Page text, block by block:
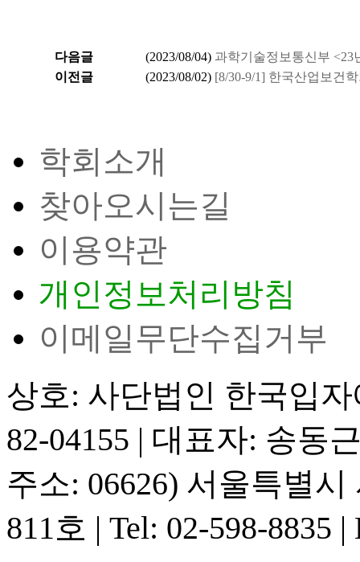
다음글 (2023/08/04) 과학기술정보통신부
이전글
(2023/08/02) [8/30-9/1] 한국산업보건
학회소개
찾아오시는길
이용약관
개인정보처리방침
이메일무단수집거부
상호: 사단법인 한국입
82-04155 | 대표자: 송동
주소: 06626) 서울특별
811호 | Tel: 02-598-8835 |